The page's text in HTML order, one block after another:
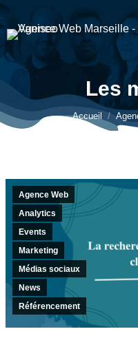
Les
Accueil
Agence Web
Analytics
Events
Marketing
Médias sociaux
News
Référencement